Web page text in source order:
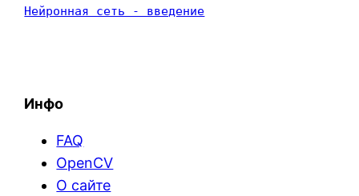
Нейронная сеть - введение
Инфо
FAQ
OpenCV
О сайте